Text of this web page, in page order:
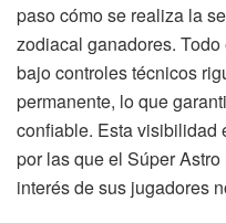
paso cómo se realiza la
zodiacal ganadores.
bajo controles técnicos
permanente, lo que
confiable. Esta visibilidad
por las que el Súper
interés de sus jugadores